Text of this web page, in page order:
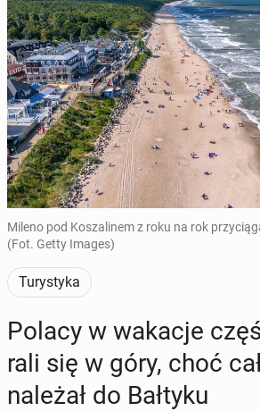
Mileno pod Koszalinem z roku na rok
(Fot. Getty Images)
Turystyka
Polacy w wakacje
ra­li się w góry, choć
należał do Bałtyku